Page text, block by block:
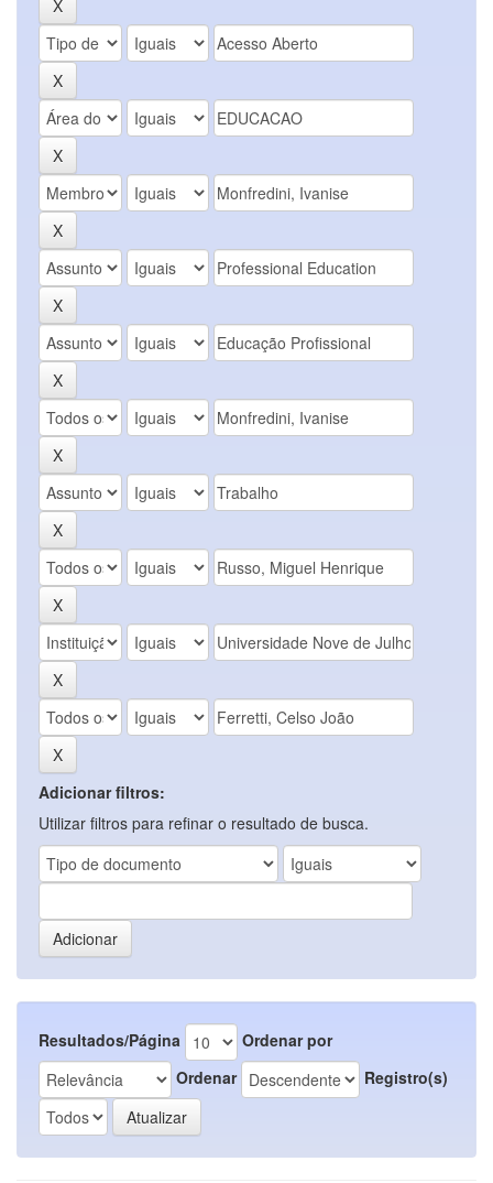
Adicionar filtros:
Utilizar filtros para refinar o resultado de busca.
Resultados/Página
Ordenar por
Ordenar
Registro(s)